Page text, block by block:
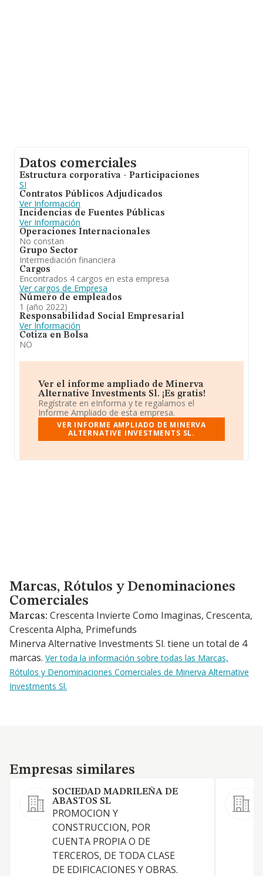
Datos comerciales
Estructura corporativa - Participaciones
SI
Contratos Públicos Adjudicados
Ver Información
Incidencias de Fuentes Públicas
Ver Información
Operaciones Internacionales
No constan
Grupo Sector
Intermediación financiera
Cargos
Encontrados 4 cargos en esta empresa
Ver cargos de Empresa
Número de empleados
1 (año 2022)
Responsabilidad Social Empresarial
Ver Información
Cotiza en Bolsa
NO
Ver el informe ampliado de Minerva
Alternative Investments Sl. ¡Es gratis!
Regístrate en eInforma y te regalamos el
Informe Ampliado de esta empresa.
VER INFORME AMPLIADO DE MINERVA
ALTERNATIVE INVESTMENTS SL.
Marcas, Rótulos y Denominaciones Comerciales
Marcas, Rótulos y Denominaciones
Comerciales
Marcas: Crescenta Invierte Como Imaginas, Crescenta,
Crescenta Alpha, Primefunds
Minerva Alternative Investments Sl. tiene un total de 4
marcas. Ver toda la información sobre todas las Marcas,
Rótulos y Denominaciones Comerciales de Minerva Alternative
Investments Sl.
Empresas similares
Empresas similares
SOCIEDAD MADRILEÑA DE
ABASTOS SL
PROMOCION Y
CONSTRUCCION, POR
CUENTA PROPIA O DE
TERCEROS, DE TODA CLASE
DE EDIFICACIONES Y OBRAS.